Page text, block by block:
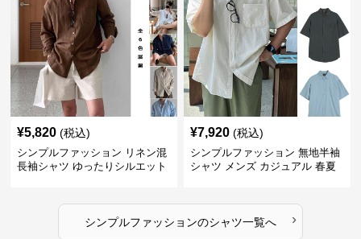
¥5,820 (税込)
シンプルファッション リネン混
長袖シャツ ゆったりシルエット
¥7,920 (税込)
シンプルファッション 無地半袖
シャツ メンズ カジュアル 春夏
シンプルファッションのシャツ一覧へ ›